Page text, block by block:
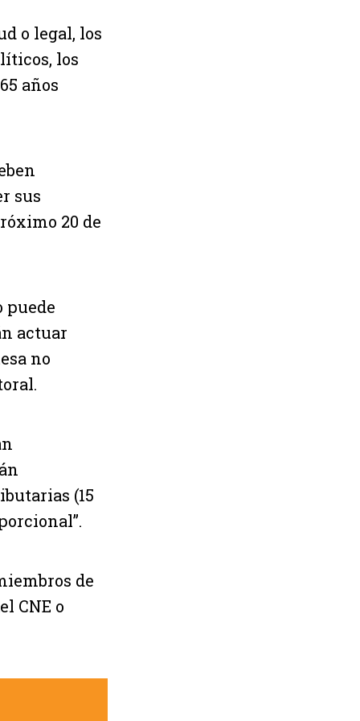
o legal, los
los
años
sus
20 de
puede
actuar
no
(15
de
CNE o